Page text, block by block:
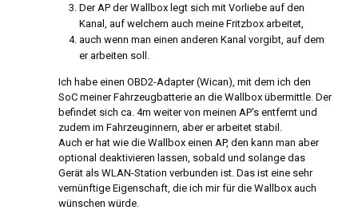
Der AP der Wallbox legt sich mit Vorliebe auf den
Kanal, auf welchem auch meine Fritzbox arbeitet,
auch wenn man einen anderen Kanal vorgibt, auf dem
er arbeiten soll.
Ich habe einen OBD2-Adapter (Wican), mit dem ich den
SoC meiner Fahrzeugbatterie an die Wallbox übermittle. Der
befindet sich ca. 4m weiter von meinen AP's entfernt und
zudem im Fahrzeuginnern, aber er arbeitet stabil.
Auch er hat wie die Wallbox einen AP, den kann man aber
optional deaktivieren lassen, sobald und solange das
Gerät als WLAN-Station verbunden ist. Das ist eine sehr
vernünftige Eigenschaft, die ich mir für die Wallbox auch
wünschen würde.